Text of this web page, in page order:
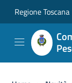
Regione Toscana